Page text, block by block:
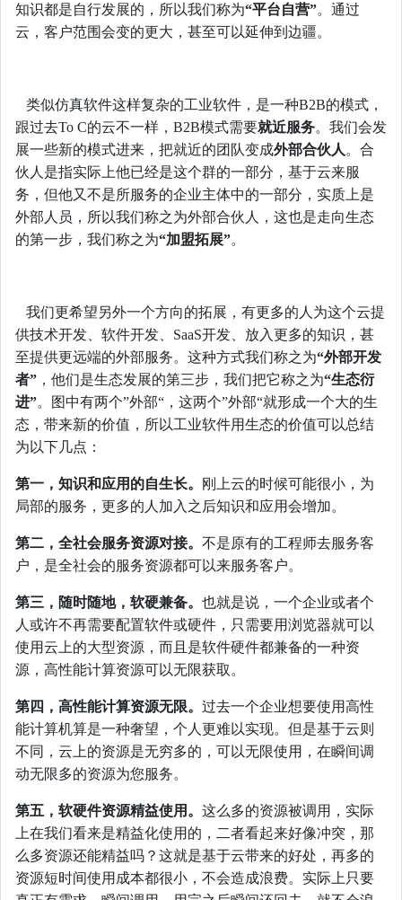
知识都是自行发展的，所以我们称为“平台自营”。通过
云，客户范围会变的更大，甚至可以延伸到边疆。
类似仿真软件这样复杂的工业软件，是一种B2B的模式，
跟过去To C的云不一样，B2B模式需要就近服务。我们会发
展一些新的模式进来，把就近的团队变成外部合伙人 。合
伙人是指实际上他已经是这个群的一部分，基于云来服
务，但他又不是所服务的企业主体中的一部分，实质上是
外部人员，所以我们称之为外部合伙人，这也是走向生态
的第一步，我们称之为“加盟拓展”。
我们更希望另外一个方向的拓展，有更多的人为这个云提
供技术开发、软件开发、SaaS开发、放入更多的知识，甚
至提供更远端的外部服务。这种方式我们称之为“外部开发
者” ，他们是生态发展的第三步，我们把它称之为“生态衍
进”。图中有两个”外部“，这两个”外部“就形成一个大的生
态，带来新的价值，所以工业软件用生态的价值可以总结
为以下几点：
第一，知识和应用的自生长。
刚上云的时候可能很小，为
局部的服务，更多的人加入之后知识和应用会增加。
第二，全社会服务资源对接。 不是原有的工程师去服务客
户，是全社会的服务资源都可以来服务客户。
第三，随时随地，软硬兼备。 也就是说，一个企业或者个
人或许不再需要配置软件或硬件，只需要用浏览器就可以
使用云上的大型资源，而且是软件硬件都兼备的一种资
源，高性能计算资源可以无限获取。
第四，高性能计算资源无限。 过去一个企业想要使用高性
能计算机算是一种奢望，个人更难以实现。但是基于云则
不同，云上的资源是无穷多的，可以无限使用，在瞬间调
动无限多的资源为您服务。
第五，软硬件资源精益使用。 这么多的资源被调用，实际
上在我们看来是精益化使用的，二者看起来好像冲突，那
么多资源还能精益吗？这就是基于云带来的好处，再多的
资源短时间使用成本都很小，不会造成浪费。实际上只要